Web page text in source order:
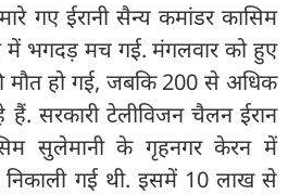
गए ईरानी सैन्य कमांडर कासिम
में भगदड़ मच गई. मंगलवार को हुए
मौत हो गई, जबकि 200 से अधिक
हैं. सरकारी टेलीविजन चैलन ईरान
सुलेमानी के गृहनगर केरन में
निकाली गई थी. इसमें 10 लाख से